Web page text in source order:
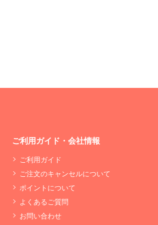
ご利用ガイド・会社情報
ご利用ガイド
ご注文のキャンセルについて
ポイントについて
よくあるご質問
お問い合わせ